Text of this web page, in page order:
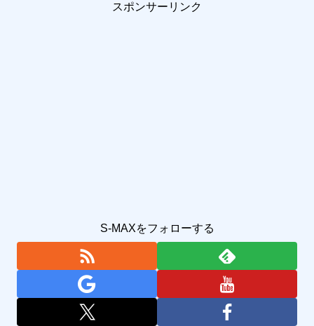
スポンサーリンク
S-MAXをフォローする